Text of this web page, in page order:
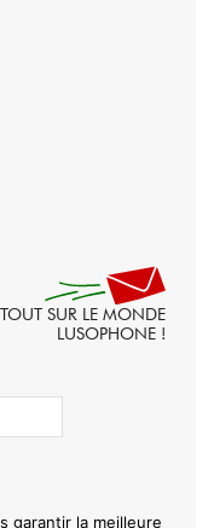
TOUT SUR LE MONDE
LUSOPHONE !
garantir la meilleure